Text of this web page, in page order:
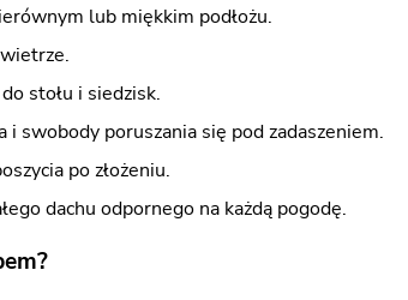
lub miękkim podłożu.
stołu i siedzisk.
swobody poruszania się pod zadaszeniem.
po złożeniu.
dachu odpornego na każdą pogodę.